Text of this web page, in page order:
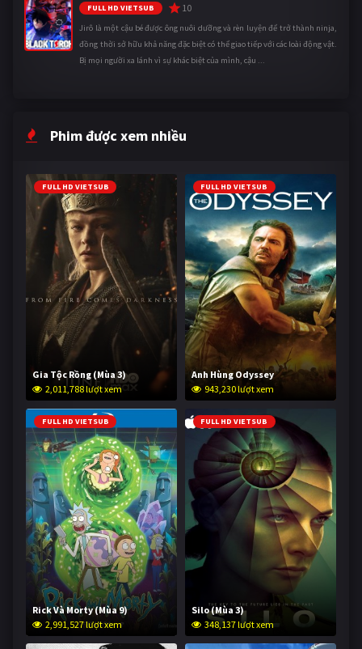
FULL HD VIETSUB 10
Jirô là một cậu bé được ông nuôi dưỡng và rèn luyện để trở thành ninja,
đồng thời sở hữu khả năng đặc biệt có thể giao tiếp với các loài động vật.
Bị mọi người xa lánh vì sự khác biệt của mình, cậu ...
Phim được xem nhiều
FULL HD VIETSUB
Gia Tộc Rồng (Mùa 3)
2,011,788 lượt xem
FULL HD VIETSUB
Anh Hùng Odyssey
943,230 lượt xem
FULL HD VIETSUB
Rick Và Morty (Mùa 9)
2,991,527 lượt xem
FULL HD VIETSUB
Silo (Mùa 3)
348,137 lượt xem